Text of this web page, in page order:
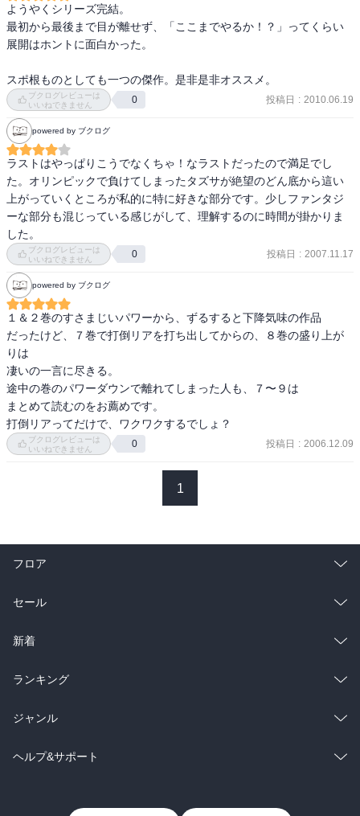
ようやくシリーズ完結。
最初から最後まで目が離せず、「ここまでやるか！？」ってくらい
展開はホントに面白かった。
スポ根ものとしても一つの傑作。是非是非オススメ。
ブクログレビューは
いいねできません
0 投稿日 : 2010.06.19
powered by ブクログ
ラストはやっぱりこうでなくちゃ！なラストだったので満足でし
た。オリンピックで負けてしまったタズサが絶望のどん底から這い
上がっていくところが私的に特に好きな部分です。少しファンタジ
ーな部分も混じっている感じがして、理解するのに時間が掛かりま
した。
ブクログレビューは
いいねできません
0 投稿日 : 2007.11.17
powered by ブクログ
１＆２巻のすさまじいパワーから、ずるすると下降気味の作品
だったけど、７巻で打倒リアを打ち出してからの、８巻の盛り上が
りは
凄いの一言に尽きる。
途中の巻のパワーダウンで離れてしまった人も、７〜９は
まとめて読むのをお薦めです。
ブクログレビューは
いいねできません
0 投稿日 : 2006.12.09
1
フロア
総合
ラノベ
雑誌・グラビア
BL・TL
セール
総合
ラノベ
雑誌・グラビア
BL・TL
新着
総合
ラノベ
雑誌・グラビア
ランキング
総合
ラノベ
ジャンル
コミック
ヘルプ&サポート